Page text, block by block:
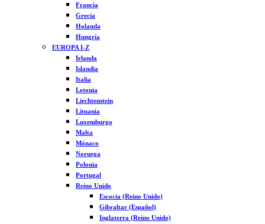
Francia
Grecia
Holanda
Hungría
EUROPA I-Z
Irlanda
Islandia
Italia
Letonia
Liechtenstein
Lituania
Luxemburgo
Malta
Mónaco
Noruega
Polonia
Portugal
Reino Unido
Escocia (Reino Unido)
Gibraltar (Español)
Inglaterra (Reino Unido)